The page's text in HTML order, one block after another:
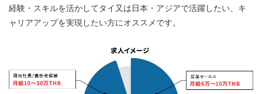
経験・スキルを活かしてタイ又は日本・アジアで活躍したい、キ
ャリアアップを実現したい方にオススメです。